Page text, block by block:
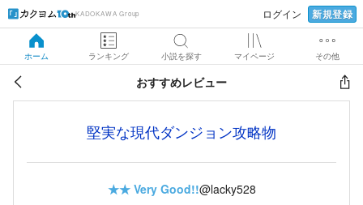
KADOKAWA Group ログイン 新規登録
ホーム ランキング 小説を探す マイページ その他
おすすめレビュー
堅実な現代ダンジョン攻略物
★★ Very Good!!@lacky528